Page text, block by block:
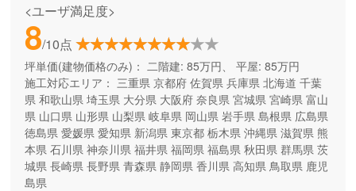
<ユーザ満足度>
8/10点
坪単価(建物価格のみ)： 二階建: 85万円、 平屋: 85万円
施工対応エリア： 三重県 京都府 佐賀県 兵庫県 北海道 千葉
県 和歌山県 埼玉県 大分県 大阪府 奈良県 宮城県 宮崎県 富山
県 山口県 山形県 山梨県 岐阜県 岡山県 岩手県 島根県 広島県
徳島県 愛媛県 愛知県 新潟県 東京都 栃木県 沖縄県 滋賀県 熊
本県 石川県 神奈川県 福井県 福岡県 福島県 秋田県 群馬県 茨
城県 長崎県 長野県 青森県 静岡県 香川県 高知県 鳥取県 鹿児
島県